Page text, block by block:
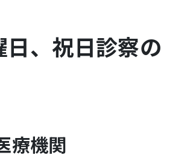
、祝日診察の
療機関